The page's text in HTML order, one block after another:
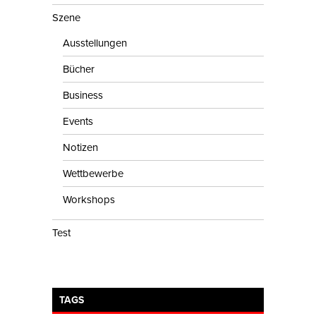
Szene
Ausstellungen
Bücher
Business
Events
Notizen
Wettbewerbe
Workshops
Test
TAGS